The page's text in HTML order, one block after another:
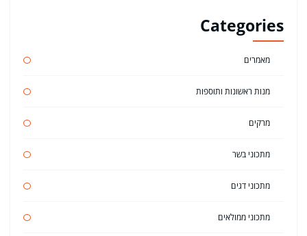
Categories
מאמרים
מנות ראשונות ותוספות
מרקים
מתכוני בשר
מתכוני דגים
מתכוני ממולאים